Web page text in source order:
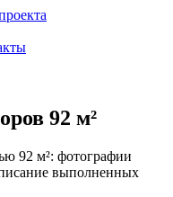
92 м²
92 м²: фотографии
выполненных